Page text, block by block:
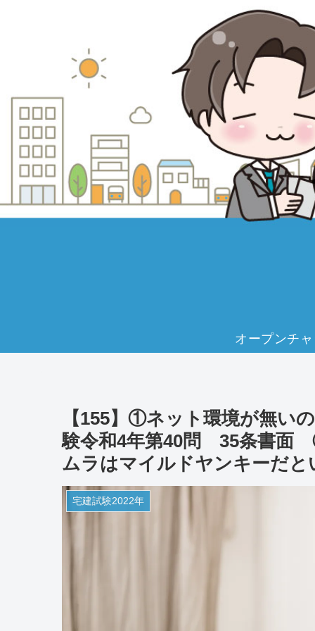
オープンチ
【155】①ネット環境が無い
験令和4年第40問 35条書面
ムラはマイルドヤンキーだ
宅建試験2022年